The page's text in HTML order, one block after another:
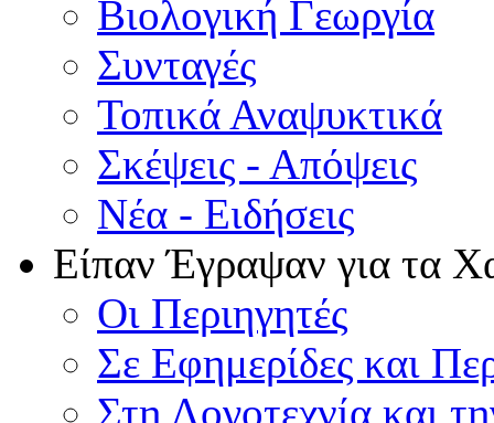
Βιολογική Γεωργία
Συνταγές
Τοπικά Αναψυκτικά
Σκέψεις - Απόψεις
Νέα - Ειδήσεις
Είπαν Έγραψαν για τα
Οι Περιηγητές
Σε Εφημερίδες και
Στη Λογοτεχνία και